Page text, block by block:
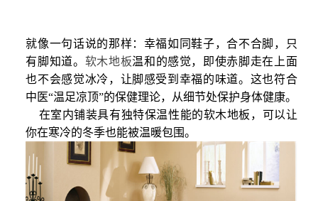
就像一句话说的那样：幸福如同鞋子，合不合脚，只
有脚知道。 软木地板温和的感觉，即使赤脚走在上面
也不会感觉冰冷，让脚感受到幸福的味道。这也符合
中医“温足凉顶”的保健理论，从细节处保护身体健康。
在室内铺装具有独特保温性能的软木地板，可以让
你在寒冷的冬季也能被温暖包围。